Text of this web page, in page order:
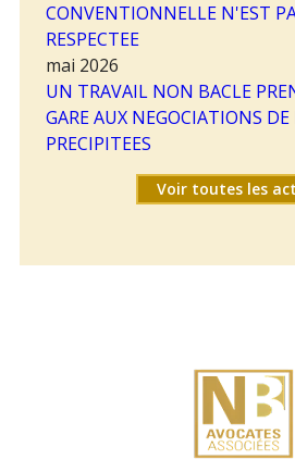
CONVENTIONNELLE N'EST
RESPECTEE
mai 2026
UN TRAVAIL NON BACLE
GARE AUX NEGOCIATIONS DE
PRECIPITEES
Voir toutes les